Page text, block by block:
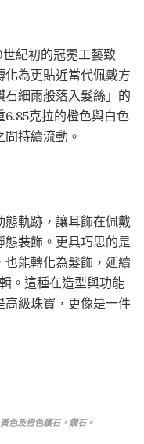
紀初的冠冕工藝致
為更貼近當代佩戴方
細雨般落入髮絲」的
克拉的橙色與白色
持續流動。
態軌跡，讓耳飾在佩戴
態裝飾。更具巧思的是
能轉化為髮飾，延續
。這種在造型與功能
高級珠寶，更像是一件
色及橙色鑽石，鑽石。